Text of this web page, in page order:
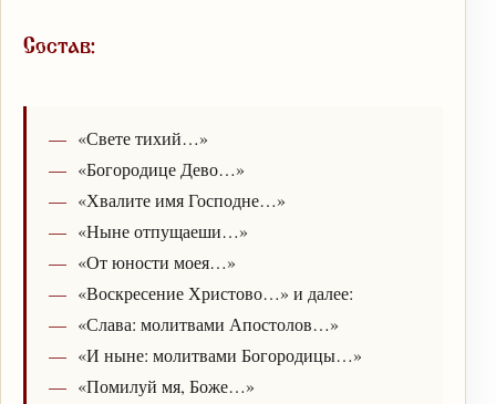
Состав:
«Свете тихий…»
«Богородице Дево…»
«Хвалите имя Господне…»
«Ныне отпущаеши…»
«От юности моея…»
«Воскресение Христово…» и далее:
«Слава: молитвами Апостолов…»
«И ныне: молитвами Богородицы…»
«Помилуй мя, Боже…»